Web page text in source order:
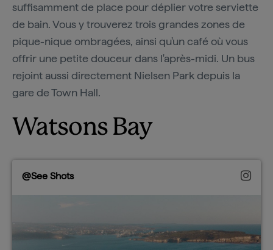
suffisamment de place pour déplier votre serviette
de bain. Vous y trouverez trois grandes zones de
pique-nique ombragées, ainsi qu'un café où vous
offrir une petite douceur dans l'après-midi. Un bus
rejoint aussi directement Nielsen Park depuis la
gare de Town Hall.
Watsons Bay
@See Shots